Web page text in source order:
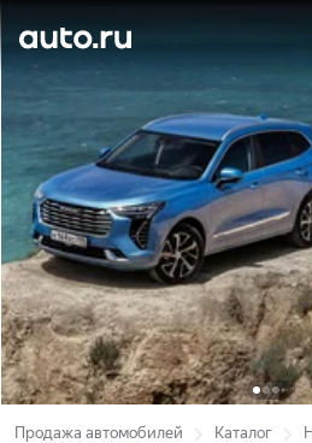
Продажа автомобилей Каталог